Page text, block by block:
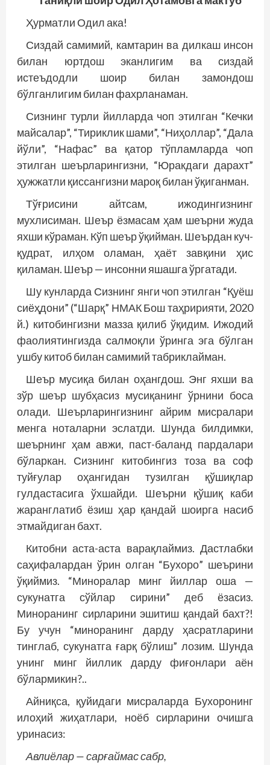
Ҳурматли Одил ака!
Сиздай самимий, камтарин ва дилкаш инсон
билан юртдош эканлигим ва сиздай
истеъдодли шоир билан замондош
бўлганлигим билан фахрланаман.
Сизнинг турли йилларда чоп этилган “Кечки
майсалар”, “Тириклик шами”, “Ниҳоллар”, “Дала
йўли”, “Нафас” ва қатор тўпламларда чоп
этилган шеърларингизни, “Юракдаги дарахт”
ҳужжатли қиссангизни мароқ билан ўқиганман.
Тўғрисини айтсам, ижодингизнинг
мухлисиман. Шеър ёзмасам ҳам шеър­ни жуда
яхши кўраман. Кўп шеър ўқийман. Шеърдан куч-
қудрат, илҳом оламан, ҳаёт завқини ҳис
қиламан. Шеър — инсонни яшашга ўргатади.
Шу кунларда Сизнинг янги чоп этилган “Қуёш
сиёҳдони” (“Шарқ” НМАК Бош таҳририяти, 2020
й.) китобингизни мазза қилиб ўқидим. Ижодий
фаолиятингизда салмоқли ўринга эга бўлган
ушбу китоб билан самимий табриклайман.
Шеър мусиқа билан оҳангдош. Энг яхши ва
зўр шеър шубҳасиз мусиқанинг ўрнини боса
олади. Шеърларингизнинг айрим мисралари
менга ноталарни эслатди. Шунда билдимки,
шеърнинг ҳам авжи, паст-баланд пардалари
бўларкан. Сизнинг китобингиз тоза ва соф
туйғулар оҳангидан тузилган қўшиқлар
гулдастасига ўхшайди. Шеърни қўшиқ каби
жаранг­латиб ёзиш ҳар қандай шоирга насиб
этмайдиган бахт.
Китобни аста-аста варақлаймиз. Дастлабки
саҳифалардан ўрин олган “Бухоро” шеърини
ўқиймиз. “Миноралар минг йиллар оша —
сукунатга сўйлар сирини” деб ёзасиз.
Миноранинг сирларини эшитиш қандай бахт?!
Бу учун “миноранинг дарду ҳасратларини
тинглаб, сукунатга ғарқ бўлиш” лозим. Шунда
унинг минг йиллик дарду фиғонлари аён
бўлармикин?..
Айниқса, қуйидаги мисраларда Бухоронинг
илоҳий жиҳатлари, ноёб сирларини очишга
уринасиз:
Авлиёлар — сарғаймас сабр,